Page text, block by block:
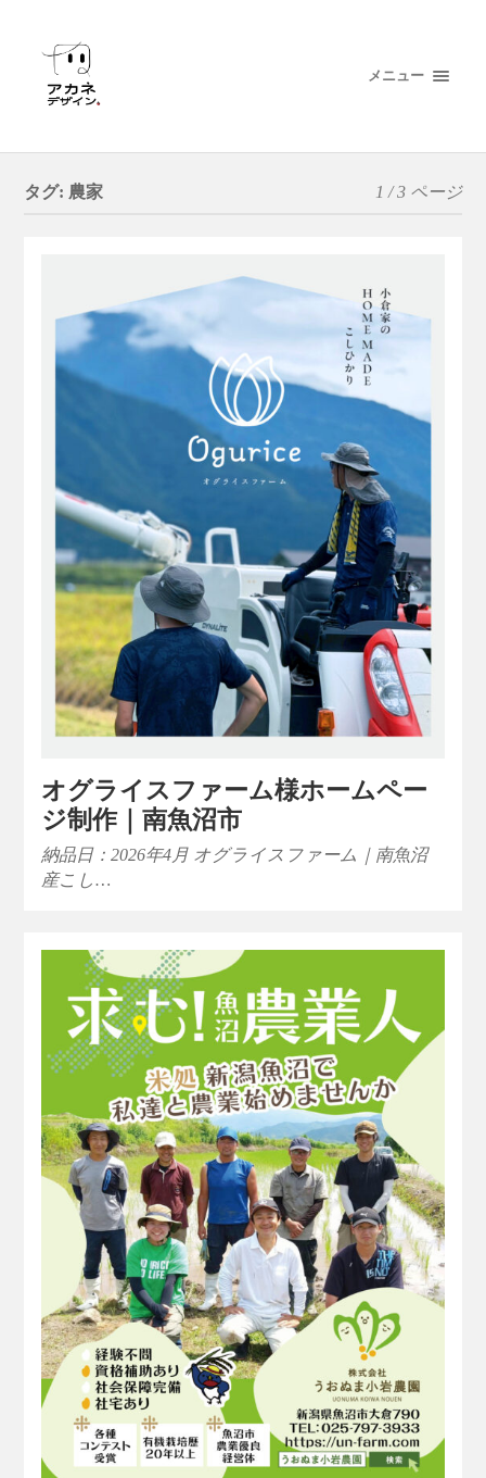
メニュー
タグ: 農家 1 / 3 ページ
オグライスファーム様ホームペー
ジ制作｜南魚沼市
納品日：2026年4月 オグライスファーム｜南魚沼
産こし…